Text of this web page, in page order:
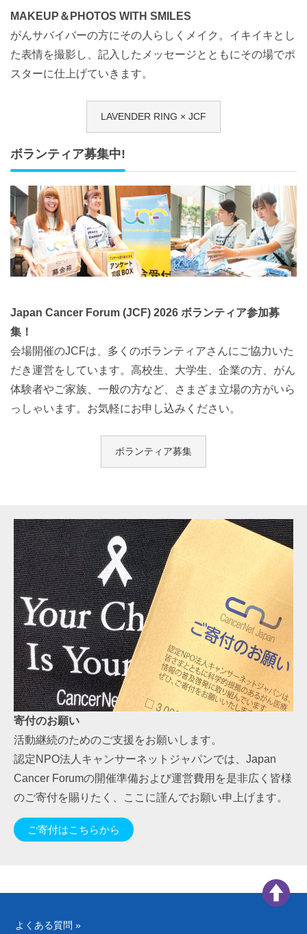
MAKEUP＆PHOTOS WITH SMILES
がんサバイバーの方にその人らしくメイク。イキイキとし
た表情を撮影し、記入したメッセージとともにその場でポ
スターに仕上げていきます。
LAVENDER RING × JCF
ボランティア募集中!
Japan Cancer Forum (JCF) 2026 ボランティア参加募
集！
会場開催のJCFは、多くのボランティアさんにご協力いた
だき運営をしています。高校生、大学生、企業の方、がん
体験者やご家族、一般の方など、さまざま立場の方がいら
っしゃいます。お気軽にお申し込みください。
ボランティア募集
寄付のお願い
活動継続のためのご支援をお願いします。
認定NPO法人キャンサーネットジャパンでは、Japan
Cancer Forumの開催準備および運営費用を是非広く皆様
のご寄付を賜りたく、ここに謹んでお願い申上げます。
ご寄付はこちらから
よくある質問 »